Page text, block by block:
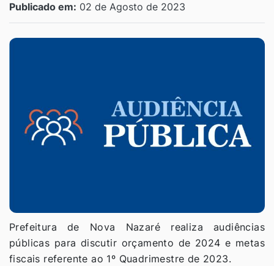
Publicado em: 02 de Agosto de 2023
Prefeitura de Nova Nazaré realiza audiências
públicas para discutir orçamento de 2024 e metas
fiscais referente ao 1º Quadrimestre de 2023.